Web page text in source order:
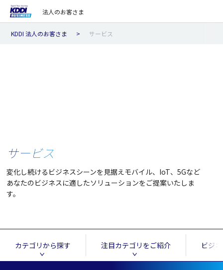
法人のお客さま
KDDI 法人のお客さま サービス
サービス
変化し続けるビジネスシーンを見据えモバイル、IoT、5Gなど
あなたのビジネスに適したソリューションをご提案いたしま
す。
カテゴリから探す 注目カテゴリをご紹介 ビジ